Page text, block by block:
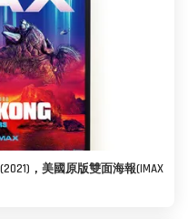
，美國原版雙面海報(IMAX